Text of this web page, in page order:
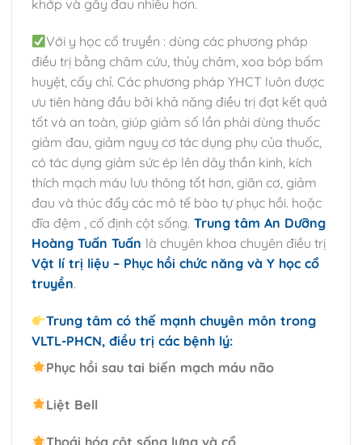
khớp và gây đau nhiều hơn.
Với y học cổ truyền : dùng các phương pháp
điều trị bằng châm cứu, thủy châm, xoa bóp bấm
huyệt, cấy chỉ. Các phương pháp YHCT luôn được
ưu tiên hàng đầu bởi khả năng điều trị đạt kết quả
tốt và an toàn, giúp giảm số lần phải dùng thuốc
giảm đau, giảm nguy cơ tác dụng phụ của thuốc,
có tác dụng giảm sức ép lên dây thần kinh, kích
thích mạch máu lưu thông tốt hơn, giãn cơ, giảm
đau và thúc đẩy các mô tế bào tự phục hồi. hoặc
đĩa đệm , cố định cột sống. Trung tâm An Dưỡng
Hoàng Tuấn Tuấn là chuyên khoa chuyên điều trị
Vật lí trị liệu – Phục hồi chức năng và Y học cổ
truyền.
Trung tâm có thế mạnh chuyên môn trong
VLTL-PHCN, điều trị các bệnh lý:
Phục hồi sau tai biến mạch máu não
Liệt Bell